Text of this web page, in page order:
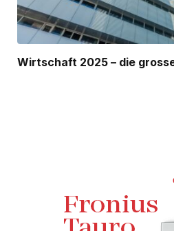
Wirtschaft 2025 – die